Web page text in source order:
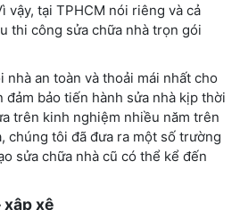
vậy, tại TPHCM nói riêng và cả
thi công sửa chữa nhà trọn gói
nhà an toàn và thoải mái nhất cho
đảm bảo tiến hành sửa nhà kịp thời
trên kinh nghiệm nhiều năm trên
chúng tôi đã đưa ra một số trường
sửa chữa nhà cũ có thể kể đến
xập xệ